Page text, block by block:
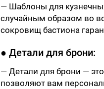
— Шаблоны для
случайным образом во
сокровищ бастиона
● Детали для брони:
— Детали для брони —
позволяют вам